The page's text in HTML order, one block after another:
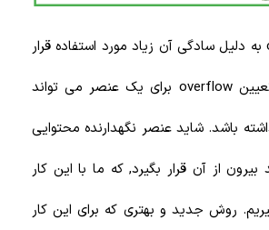
به دلیل سادگی آن زیاد مورد استفاده قرار
می گیرد، اما مسلما تعیین overflow برای یک عنصر می تواند
باشد. شاید عنصر نگهدارنده محتوایی
از آن قرار بگیرد, که ما با این کار
روش جدید و بهتری که برای این کار